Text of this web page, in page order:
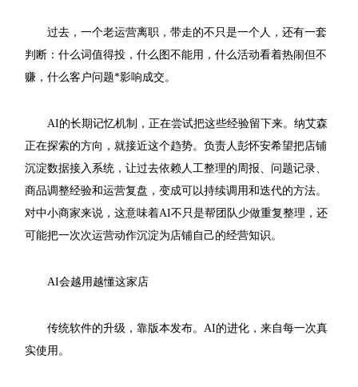
过去，一个老运营离职，带走的不只是一个人，还有一套
判断：什么词值得投，什么图不能用，什么活动看着热闹但不
赚，什么客户问题*影响成交。
AI的长期记忆机制，正在尝试把这些经验留下来。纳艾森
正在探索的方向，就接近这个趋势。负责人彭怀安希望把店铺
沉淀数据接入系统，让过去依赖人工整理的周报、问题记录、
商品调整经验和运营复盘，变成可以持续调用和迭代的方法。
对中小商家来说，这意味着AI不只是帮团队少做重复整理，还
可能把一次次运营动作沉淀为店铺自己的经营知识。
AI会越用越懂这家店
传统软件的升级，靠版本发布。AI的进化，来自每一次真
实使用。